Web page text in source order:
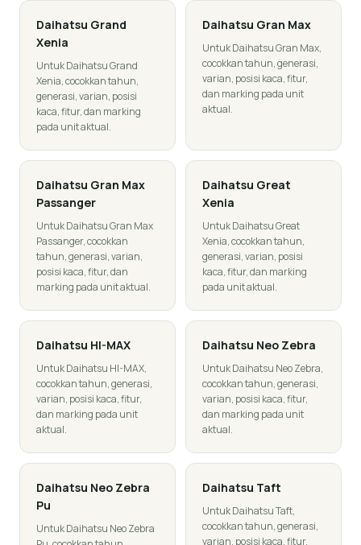
Daihatsu Grand
Xenia
Untuk Daihatsu Grand
Xenia, cocokkan tahun,
generasi, varian, posisi
kaca, fitur, dan marking
pada unit aktual.
Daihatsu Gran Max
Untuk Daihatsu Gran Max,
cocokkan tahun, generasi,
varian, posisi kaca, fitur,
dan marking pada unit
aktual.
Daihatsu Gran Max
Passanger
Untuk Daihatsu Gran Max
Passanger, cocokkan
tahun, generasi, varian,
posisi kaca, fitur, dan
marking pada unit aktual.
Daihatsu Great
Xenia
Untuk Daihatsu Great
Xenia, cocokkan tahun,
generasi, varian, posisi
kaca, fitur, dan marking
pada unit aktual.
Daihatsu HI-MAX
Untuk Daihatsu HI-MAX,
cocokkan tahun, generasi,
varian, posisi kaca, fitur,
dan marking pada unit
aktual.
Daihatsu Neo Zebra
Untuk Daihatsu Neo Zebra,
cocokkan tahun, generasi,
varian, posisi kaca, fitur,
dan marking pada unit
aktual.
Daihatsu Neo Zebra
Pu
Untuk Daihatsu Neo Zebra
Daihatsu Taft
Untuk Daihatsu Taft,
cocokkan tahun, generasi,
varian, posisi kaca, fitur,